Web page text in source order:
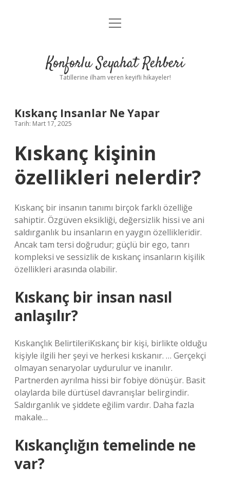
Anasayfa
Yasal Uyarı
menüyü
Konforlu Seyahat Rehberi
Tatillerine ilham veren keyifli hikayeler!
Kıskanç Insanlar Ne Yapar
Tarih: Mart 17, 2025
Kıskanç kişinin
özellikleri nelerdir?
Kıskanç bir insanın tanımı birçok farklı özelliğe
sahiptir. Özgüven eksikliği, değersizlik hissi ve ani
saldırganlık bu insanların en yaygın özellikleridir.
Ancak tam tersi doğrudur; güçlü bir ego, tanrı
kompleksi ve sessizlik de kıskanç insanların kişilik
özellikleri arasında olabilir.
Kıskanç bir insan nasıl
anlaşılır?
Kıskançlık BelirtileriKıskanç bir kişi, birlikte olduğu
kişiyle ilgili her şeyi ve herkesi kıskanır. … Gerçekçi
olmayan senaryolar uydurulur ve inanılır.
Partnerden ayrılma hissi bir fobiye dönüşür. Basit
olaylarda bile dürtüsel davranışlar belirgindir.
Saldırganlık ve şiddete eğilim vardır. Daha fazla
makale…
Kıskançlığın temelinde ne
var?